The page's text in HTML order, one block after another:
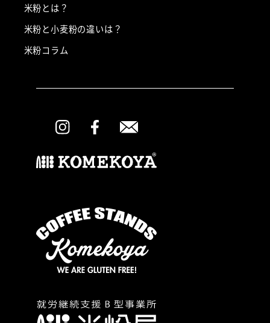
米粉とは？
米粉と小麦粉の違いは？
米粉コラム